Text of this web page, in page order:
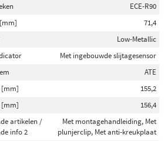
ECE-R90
71,4
Low-Metallic
Met ingebouwde slijtagesensor
ATE
[mm]
155,2
[mm]
156,4
artikelen /
info 2
Met montagehandleiding, Met
plunjerclip, Met anti-kreukplaat